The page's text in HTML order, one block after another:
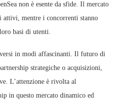
non è esente da sfide. Il mercato
attivi, mentre i concorrenti stanno
basi di utenti.
in modi affascinanti. Il futuro di
strategiche o acquisizioni,
L’attenzione è rivolta al
in questo mercato dinamico ed